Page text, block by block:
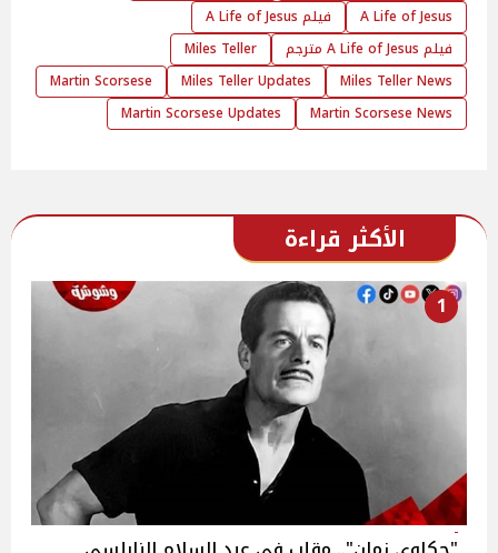
A Life of Jesus
فيلم A Life of Jesus
فيلم A Life of Jesus مترجم
Miles Teller
Miles Teller News
Miles Teller Updates
Martin Scorsese
Martin Scorsese News
Martin Scorsese Updates
الأكثر قراءة
1